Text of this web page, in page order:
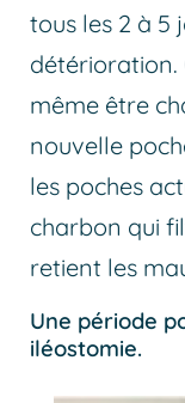
tous les 2 à 5
détérioration.
même être
nouvelle
les poches
charbon qui
retient les
Une période
iléostomie.